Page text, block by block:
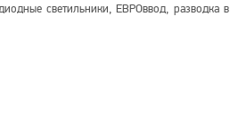
светильники, ЕВРОввод, разводка в